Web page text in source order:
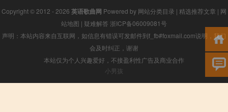
Copyright © 2012 - 2026 英语歌曲网 Powered by 网站分类目录 | 精选推荐文章 | 网
站地图 | 疑难解答 浙ICP备06009081号
声明：本站内容来自互联网，如信息有错误可发邮件到f_fb#foxmail.com说明，我们
会及时纠正，谢谢
本站仅为个人兴趣爱好，不接盈利性广告及商业合作
小男孩